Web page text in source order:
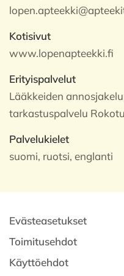
Kotisivut
www.lopenapteekki.fi
Erityispalvelut
Lääkkeiden
tarkastuspalvelu
Palvelukielet
suomi, ruotsi, englanti
Evästeasetukset
Toimitusehdot
Käyttöehdot